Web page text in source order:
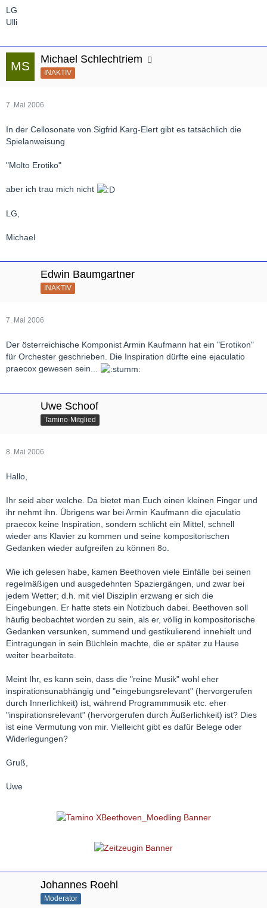
LG
Ulli
Michael Schlechtriem
INAKTIV
7. Mai 2006
In der Cellosonate von Sigfrid Karg-Elert gibt es tatsächlich die
Spielanweisung
"Molto Erotiko"
aber ich trau mich nicht
LG,
Michael
Edwin Baumgartner
INAKTIV
7. Mai 2006
Der österreichische Komponist Armin Kaufmann hat ein "Erotikon"
für Orchester geschrieben. Die Inspiration dürfte eine ejaculatio
praecox gewesen sein...
Uwe Schoof
Tamino-Mitglied
8. Mai 2006
Hallo,
Ihr seid aber welche. Da bietet man Euch einen kleinen Finger und
ihr nehmt ihn. Übrigens war bei Armin Kaufmann die ejaculatio
praecox keine Inspiration, sondern schlicht ein Mittel, schnell
wieder ans Klavier zu kommen und seine kompositorischen
Gedanken wieder aufgreifen zu können 8o.
Wie ich gelesen habe, kamen Beethoven viele Einfälle bei seinen
regelmäßigen und ausgedehnten Spaziergängen, und zwar bei
jedem Wetter; d.h. mit viel Disziplin erzwang er sich die
Eingebungen. Er hatte stets ein Notizbuch dabei. Beethoven soll
häufig beobachtet worden zu sein, als er, völlig in kompositorische
Gedanken versunken, summend und gestikulierend innehielt und
Eintragungen in sein Büchlein machte, die er später zu Hause
weiter bearbeitete.
Meint Ihr, es kann sein, dass die "reine Musik" wohl eher
inspirationsunabhängig und "eingebungsrelevant" (hervorgerufen
durch Innerlichkeit) ist, während Programmmusik etc. eher
"inspirationsrelevant" (hervorgerufen durch Äußerlichkeit) ist? Dies
ist eine Vermutung von mir. Vielleicht gibt es dafür Belege oder
Widerlegungen?
Gruß,
Uwe
Johannes Roehl
Moderator